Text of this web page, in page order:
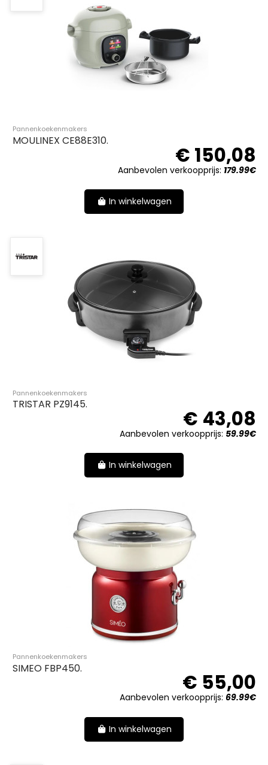
Pannenkoekenmakers
MOULINEX CE88E310.
€ 150,08
Aanbevolen verkoopprijs: 179.99€
In winkelwagen
Pannenkoekenmakers
TRISTAR PZ9145.
€ 43,08
Aanbevolen verkoopprijs: 59.99€
In winkelwagen
Pannenkoekenmakers
SIMEO FBP450.
€ 55,00
Aanbevolen verkoopprijs: 69.99€
In winkelwagen